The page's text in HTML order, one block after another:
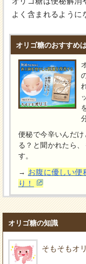
よく含まれるように
オリゴ糖のおすすめ
便秘で今辛いんだ
る？と聞かれたら
す。
→ お腹に優しい便
り！
オリゴ糖の知識
そもそもオ